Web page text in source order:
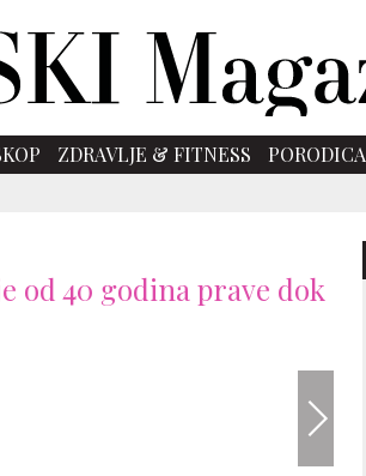
ZDRAVLJE & FITNESS PORODICA
od 40 godina prave dok